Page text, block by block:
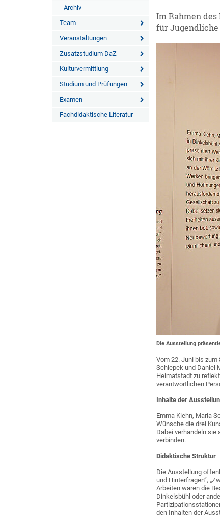
Archiv
Team
Veranstaltungen
Zusatzstudium DaZ
Kulturvermittlung
Studium und Prüfungen
Examen
Fachdidaktische Literatur
Im Rahmen
für Jugendliche
Die Ausstellung
Vom 22. Juni bis zum
Schiepek und Daniel
Heimatstadt zu
verantwortlichen
Inhalte der
Emma Kiehn, Maria
Wünsche die drei
Dabei verhandeln sie
verbinden.
Didaktische Struktur
Die Ausstellung
und Hinterfragen“,
Arbeiten waren die
Dinkelsbühl oder
den Inhalten der